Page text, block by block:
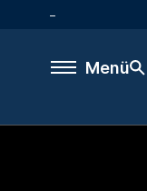
Menü